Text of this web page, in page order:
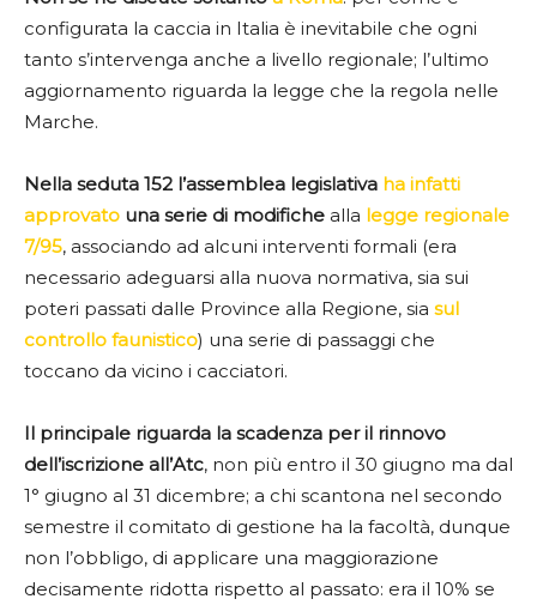
configurata la caccia in Italia è inevitabile che ogni
tanto s’intervenga anche a livello regionale; l’ultimo
aggiornamento riguarda la legge che la regola nelle
Marche.
Nella seduta 152 l’assemblea legislativa ha infatti
approvato una serie di modifiche alla legge regionale
7/95, associando ad alcuni interventi formali (era
necessario adeguarsi alla nuova normativa, sia sui
poteri passati dalle Province alla Regione, sia sul
controllo faunistico) una serie di passaggi che
toccano da vicino i cacciatori.
Il principale riguarda la scadenza per il rinnovo
dell’iscrizione all’Atc, non più entro il 30 giugno ma dal
1° giugno al 31 dicembre; a chi scantona nel secondo
semestre il comitato di gestione ha la facoltà, dunque
non l’obbligo, di applicare una maggiorazione
decisamente ridotta rispetto al passato: era il 10% se